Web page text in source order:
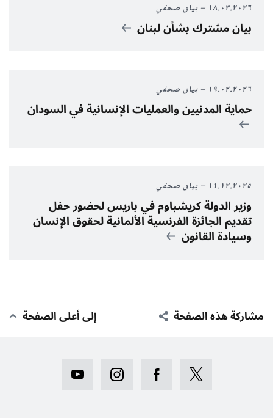
١٨.٠٣.٢٠٢٦ بيان صحفي
بيان مشترك بشأن لبنان
١٩.٠٢.٢٠٢٦ بيان صحفي
حماية المدنيين والعمليات الإنسانية في السودان
١١.١٢.٢٠٢٥ بيان صحفي
وزير الدولة كريشباوم في باريس لحضور حفل
تقديم الجائزة الفرنسية الألمانية لحقوق الإنسان
وسيادة القانون
مشاركة هذه الصفحة إلى أعلى الصفحة